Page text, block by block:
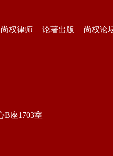
尚权律师 论著出版 尚权论
B座1703室